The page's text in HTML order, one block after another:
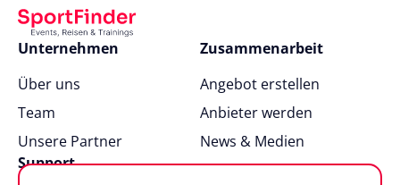
Unternehmen
Über uns
Team
Unsere Partner
Zusammenarbeit
Angebot erstellen
Anbieter werden
News & Medien
Support